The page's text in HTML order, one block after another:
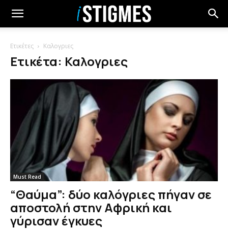
Ετικέτες Καλογριες
Ετικέτα: Καλογριες
Must Read
“Θαύμα”: δύο καλόγριες πήγαν σε
αποστολή στην Αφρική και
γύρισαν έγκυες